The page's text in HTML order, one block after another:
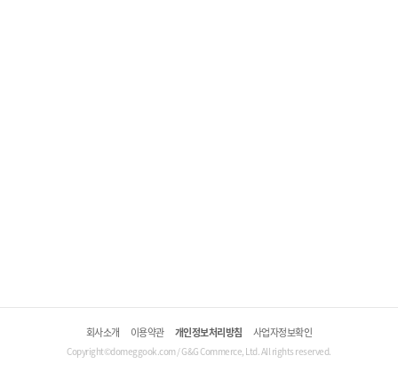
회사소개 이용약관 개인정보처리방침 사업자정보확인
Copyright©domeggook.com / G&G Commerce, Ltd. All rights reserved.